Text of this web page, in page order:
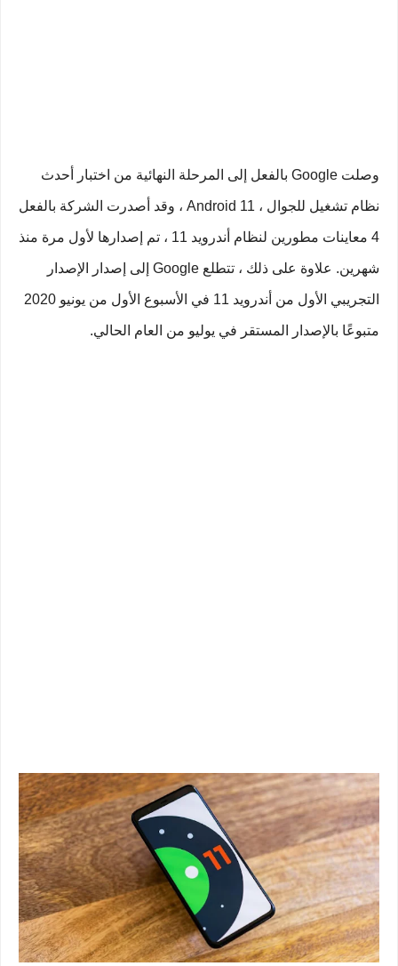
وصلت Google بالفعل إلى المرحلة النهائية من اختبار أحدث
نظام تشغيل للجوال ، Android 11 ، وقد أصدرت الشركة بالفعل
4 معاينات مطورين لنظام أندرويد 11 ، تم إصدارها لأول مرة منذ
شهرين. علاوة على ذلك ، تتطلع Google إلى إصدار الإصدار
التجريبي الأول من أندرويد 11 في الأسبوع الأول من يونيو 2020
متبوعًا بالإصدار المستقر في يوليو من العام الحالي.